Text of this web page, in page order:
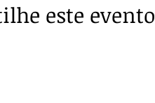
este evento